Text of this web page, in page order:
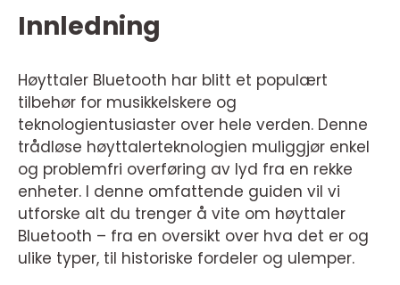
Innledning
Høyttaler Bluetooth har blitt et populært
tilbehør for musikkelskere og
teknologientusiaster over hele verden. Denne
trådløse høyttalerteknologien muliggjør enkel
og problemfri overføring av lyd fra en rekke
enheter. I denne omfattende guiden vil vi
utforske alt du trenger å vite om høyttaler
Bluetooth – fra en oversikt over hva det er og
ulike typer, til historiske fordeler og ulemper.